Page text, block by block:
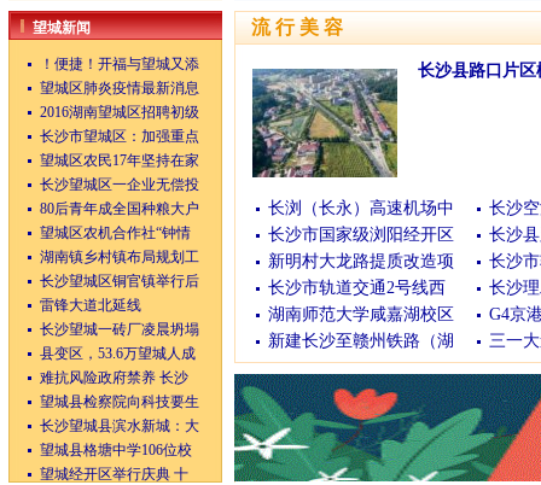
望城新闻
！便捷！开福与望城又添
望城区肺炎疫情最新消息
2016湖南望城区招聘初级
长沙市望城区：加强重点
望城区农民17年坚持在家
长沙望城区一企业无偿投
80后青年成全国种粮大户
望城区农机合作社“钟情
湖南镇乡村镇布局规划工
长沙望城区铜官镇举行后
雷锋大道北延线
长沙望城一砖厂凌晨坍塌
县变区，53.6万望城人成
难抗风险政府禁养 长沙
望城县检察院向科技要生
长沙望城县滨水新城：大
望城县格塘中学106位校
望城经开区举行庆典 十
流行美容
长沙县路口片区
长浏（长永）高速机场中
长沙市国家级浏阳经开区
新明村大龙路提质改造项
长沙市轨道交通2号线西
湖南师范大学咸嘉湖校区
新建长沙至赣州铁路（湖
长沙
长沙
长沙
长沙
G4京
三一